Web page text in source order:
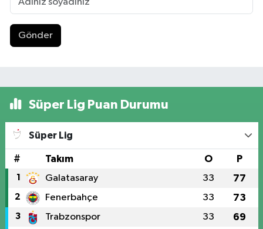
Gönder
Süper Lig Puan Durumu
Süper Lig
# Takım O P
1 Galatasaray 33 77
2 Fenerbahçe 33 73
3 Trabzonspor 33 69